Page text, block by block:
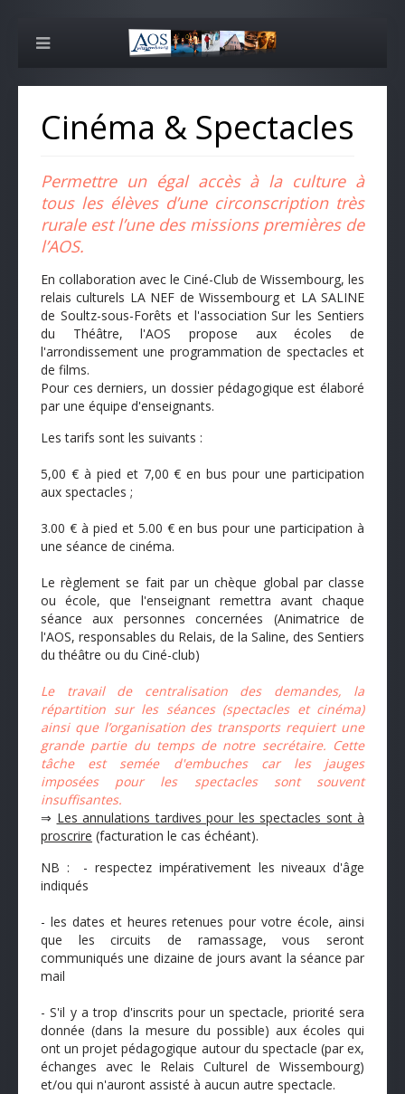
Cinéma & Spectacles
Permettre un égal accès à la culture à
tous les élèves d’une circonscription très
rurale est l’une des missions premières de
l’AOS.
En collaboration avec le Ciné-Club de Wissembourg, les
relais culturels LA NEF de Wissembourg et LA SALINE
de Soultz-sous-Forêts et l'association Sur les Sentiers
du Théâtre, l'AOS propose aux écoles de
l'arrondissement une programmation de spectacles et
de films.
Pour ces derniers, un dossier pédagogique est élaboré
par une équipe d'enseignants.
Les tarifs sont les suivants :
5,00 € à pied et 7,00 € en bus pour une participation
aux spectacles ;
3.00 € à pied et 5.00 € en bus pour une participation à
une séance de cinéma.
Le règlement se fait par un chèque global par classe
ou école, que l'enseignant remettra avant chaque
séance aux personnes concernées (Animatrice de
l'AOS, responsables du Relais, de la Saline, des Sentiers
du théâtre ou du Ciné-club)
Le travail de centralisation des demandes, la
répartition sur les séances (spectacles et cinéma)
ainsi que l’organisation des transports requiert une
grande partie du temps de notre secrétaire. Cette
tâche est semée d'embuches car les jauges
imposées pour les spectacles sont souvent
insuffisantes.
⇒ Les annulations tardives pour les spectacles sont à
proscrire (facturation le cas échéant).
NB : - respectez impérativement les niveaux d'âge
indiqués
- les dates et heures retenues pour votre école, ainsi
que les circuits de ramassage, vous seront
communiqués une dizaine de jours avant la séance par
mail
- S'il y a trop d'inscrits pour un spectacle, priorité sera
donnée (dans la mesure du possible) aux écoles qui
ont un projet pédagogique autour du spectacle (par ex,
échanges avec le Relais Culturel de Wissembourg)
et/ou qui n'auront assisté à aucun autre spectacle.